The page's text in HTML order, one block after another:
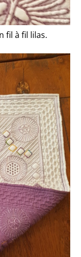
fil à fil lilas.